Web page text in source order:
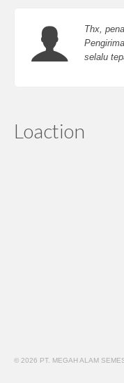
Thx,
selalu
Loaction
© 2026 PT. MEGAH ALAM